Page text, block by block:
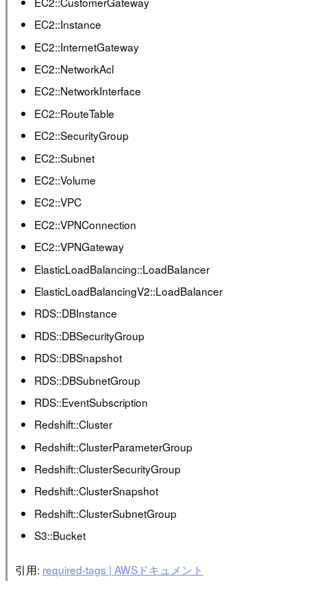
EC2::Instance
EC2::InternetGateway
EC2::NetworkAcl
EC2::NetworkInterface
EC2::RouteTable
EC2::SecurityGroup
EC2::Subnet
EC2::Volume
EC2::VPC
EC2::VPNConnection
EC2::VPNGateway
ElasticLoadBalancing::LoadBalancer
ElasticLoadBalancingV2::LoadBalancer
RDS::DBInstance
RDS::DBSecurityGroup
RDS::DBSnapshot
RDS::DBSubnetGroup
RDS::EventSubscription
Redshift::Cluster
Redshift::ClusterParameterGroup
Redshift::ClusterSecurityGroup
Redshift::ClusterSnapshot
Redshift::ClusterSubnetGroup
S3::Bucket
引用: required-tags | AWSドキュメント